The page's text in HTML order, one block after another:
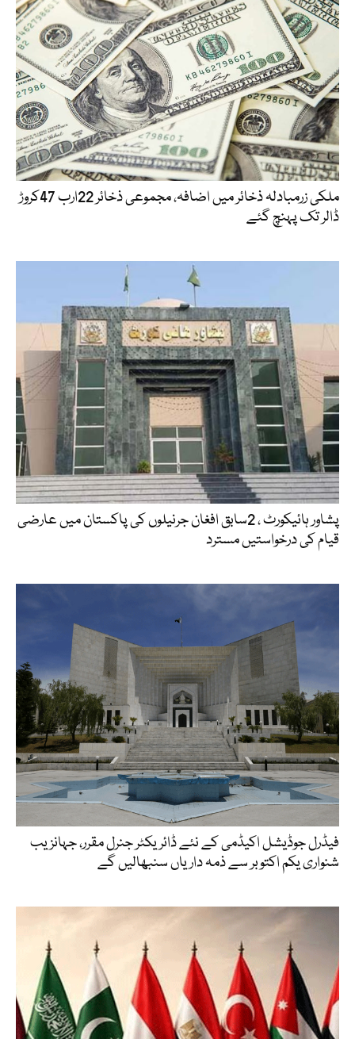
ملکی زرمبادلہ ذخائر میں اضافہ، مجموعی ذخائر 22ارب 47کروڑ
ڈالر تک پہنچ گئے
پشاور ہائیکورٹ ، 2سابق افغان جرنیلوں کی پاکستان میں عارضی
قیام کی درخواستیں مسترد
فیڈرل جوڈیشل اکیڈمی کے نئے ڈائریکٹر جنرل مقرر، جہانزیب
شنواری یکم اکتوبر سے ذمہ داریاں سنبھالیں گے